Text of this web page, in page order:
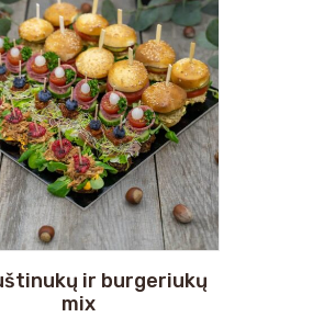
ir burgeriukų
mix